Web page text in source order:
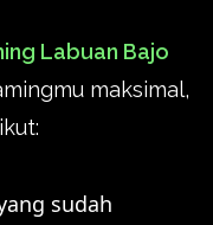
Labuan Bajo
maksimal,
sudah